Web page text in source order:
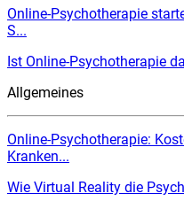
Online-Psychotherapie
S...
Ist Online-Psychotherapie
Allgemeines
Online-Psychotherapie:
Kranken...
Wie Virtual Reality die